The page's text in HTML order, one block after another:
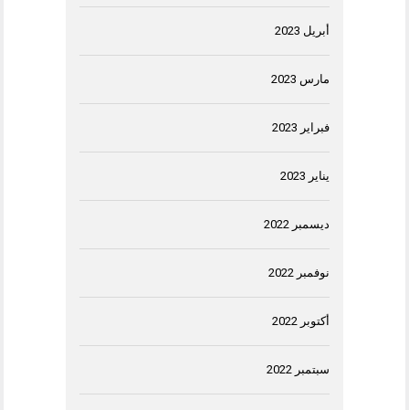
أبريل 2023
مارس 2023
فبراير 2023
يناير 2023
ديسمبر 2022
نوفمبر 2022
أكتوبر 2022
سبتمبر 2022